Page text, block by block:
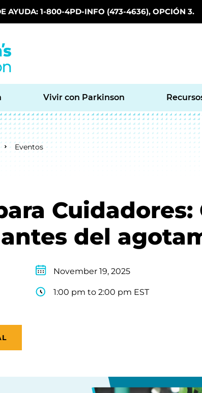
AYUDA: 1-800-4PD-INFO (473-4636), OPCIÓN 3.
Vivir con Parkinson
Eventos
Cuidadores:
del
November 19, 2025
1:00 pm to 2:00 pm EST